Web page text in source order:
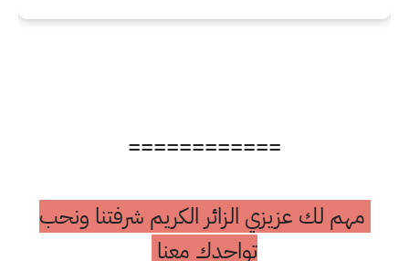
============
مهم لك عزيزي الزائر الكريم شرفتنا ونحب
تواجدك معنا